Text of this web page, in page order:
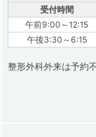
受付時間
午前9:00～12:15
午後3:30～6:15
整形外科外来は予約